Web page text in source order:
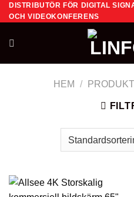
Skip
to
DISTRIBUTÖR FÖR DIGITAL
OCH VIDEOKONFERENS
HEM /